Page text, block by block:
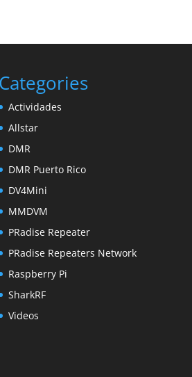
Categories
Actividades
Allstar
DMR
DMR Puerto Rico
DV4Mini
MMDVM
PRadise Repeater
PRadise Repeaters Network
Raspberry Pi
SharkRF
Videos